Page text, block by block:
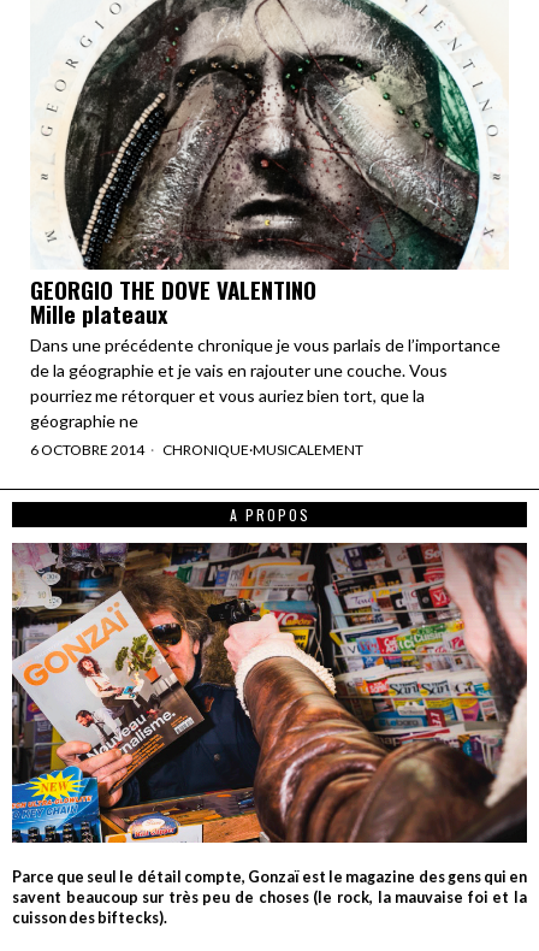
GEORGIO THE DOVE VALENTINO
Mille plateaux
Dans une précédente chronique je vous parlais de l’importance
de la géographie et je vais en rajouter une couche. Vous
pourriez me rétorquer et vous auriez bien tort, que la
géographie ne
6 OCTOBRE 2014 CHRONIQUE·MUSICALEMENT
A PROPOS
Parce que seul le détail compte, Gonzaï est le magazine des gens qui en
savent beaucoup sur très peu de choses (le rock, la mauvaise foi et la
cuisson des biftecks).